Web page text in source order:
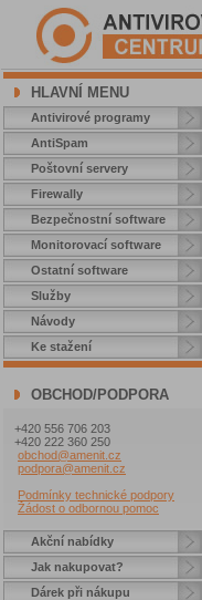
HLAVNÍ MENU
Antivirové programy
AntiSpam
Poštovní servery
Firewally
Bezpečnostní software
Monitorovací software
Ostatní software
Služby
Návody
Ke stažení
OBCHOD/PODPORA
+420 556 706 203
+420 222 360 250
obchod@amenit.cz
podpora@amenit.cz
Podmínky technické podpory
Žádost o odbornou pomoc
Akční nabídky
Jak nakupovat?
Dárek při nákupu